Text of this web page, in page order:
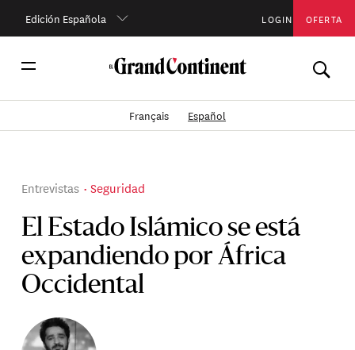
Edición Española LOGIN OFERTA
Français Español
El Estado Islámico se está
expandiendo por África
Occidental
Entrevistas Seguridad